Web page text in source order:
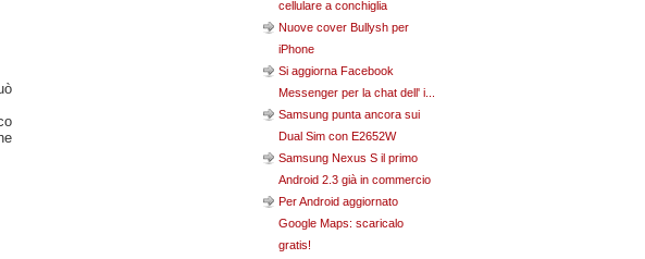
cellulare a conchiglia
Nuove cover Bullysh per
iPhone
Si aggiorna Facebook
Messenger per la chat dell' i...
Samsung punta ancora sui
Dual Sim con E2652W
Samsung Nexus S il primo
Android 2.3 già in commercio
Per Android aggiornato
Google Maps: scaricalo
gratis!